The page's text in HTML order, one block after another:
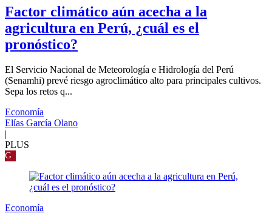
Factor climático aún acecha a la
agricultura en Perú, ¿cuál es el
pronóstico?
El Servicio Nacional de Meteorología e Hidrología del Perú
(Senamhi) prevé riesgo agroclimático alto para principales cultivos.
Sepa los retos q...
Economía
Elías García Olano
|
PLUS
G
Economía